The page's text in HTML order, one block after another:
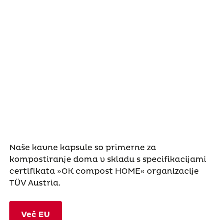
Naše kavne kapsule so primerne za
kompostiranje doma v skladu s specifikacijami
certifikata »OK compost HOME« organizacije
TÜV Austria.
Več EU